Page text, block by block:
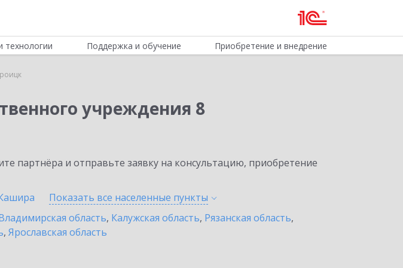
Поддержка и обучение Приобретение и внедрение
учреждения 8
партнёра и отправьте заявку на консультацию, приобретение
Показать все населенные пункты
область, Калужская область, Рязанская область,
, Ярославская область